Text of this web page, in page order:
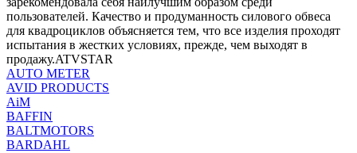
пользователей. Качество и продуманность силового обвеса
для квадроциклов объясняется тем, что все изделия проходят
испытания в жестких условиях, прежде, чем выходят в
продажу.ATVSTAR
AUTO METER
AVID PRODUCTS
AiM
BAFFIN
BALTMOTORS
BARDAHL